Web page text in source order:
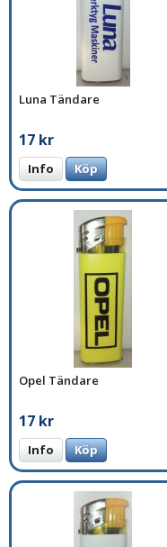
Luna Tändare
17 kr
Info Köp
Opel Tändare
17 kr
Info Köp